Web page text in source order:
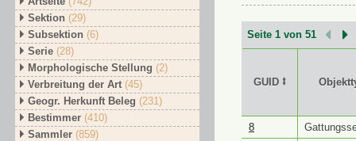
Sektion (29)
Subsektion (6)
Serie (28)
Morphologische Stellung (2)
Verbreitung der Art (45)
Geogr. Herkunft Beleg (231)
Bestimmer (410)
Sammler (859)
Seite 1 von 51
GUID ⭥
GUID ⭥
8